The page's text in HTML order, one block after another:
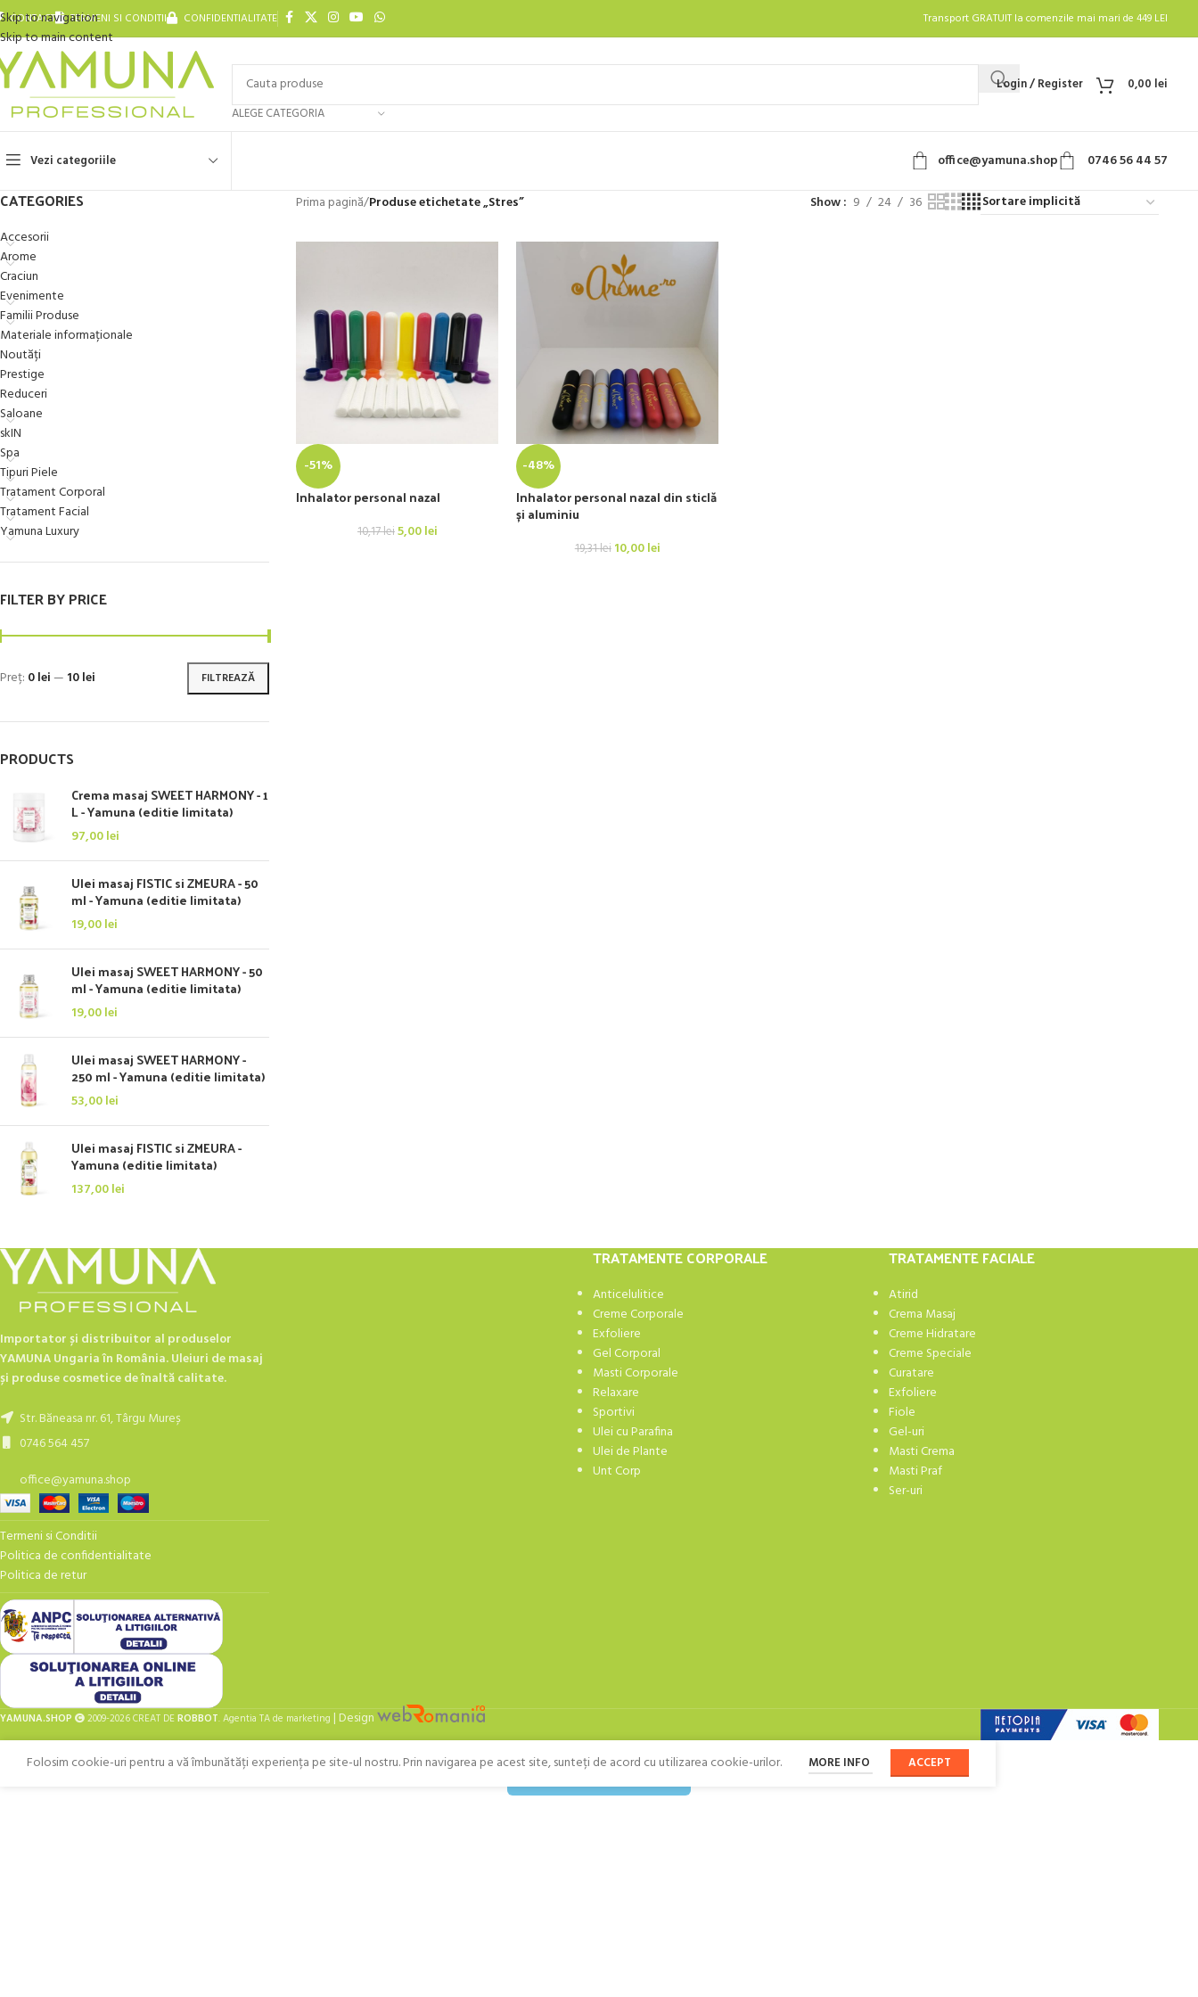
Skip to navigation
Skip to main content
CONTACT TERMENI SI CONDITII CONFIDENTIALITATE Transport GRATUIT la comenzile mai mari de 449 LEI
ALEGE CATEGORIA
Login / Register 0,00 lei
Vezi categoriile office@yamuna.shop 0746 56 44 57
CATEGORIES
Accesorii
Arome
Craciun
Evenimente
Familii Produse
Materiale informaționale
Noutăți
Prestige
Reduceri
Saloane
skIN
Spa
Tipuri Piele
Tratament Corporal
Tratament Facial
Yamuna Luxury
FILTER BY PRICE
FILTREAZĂ
Preț: 0 lei— 10 lei
PRODUCTS
Crema masaj SWEET HARMONY - 1
L - Yamuna (editie limitata)
97,00lei
Ulei masaj FISTIC si ZMEURA - 50
ml - Yamuna (editie limitata)
19,00lei
Ulei masaj SWEET HARMONY - 50
ml - Yamuna (editie limitata)
19,00lei
Ulei masaj SWEET HARMONY -
250 ml - Yamuna (editie limitata)
53,00lei
Ulei masaj FISTIC si ZMEURA -
Yamuna (editie limitata)
137,00lei
Prima pagină/Produse etichetate „Stres” Show 9 24 36
-51%
Inhalator personal nazal
10,17lei5,00lei
-48%
Inhalator personal nazal din sticlă
și aluminiu
19,31lei 10,00lei
Importator și distribuitor al produselor
YAMUNA Ungaria în România. Uleiuri de masaj
și produse cosmetice de înaltă calitate.
Str. Băneasa nr. 61, Târgu Mureș
0746 564 457
office@yamuna.shop
Termeni si Conditii
Politica de confidentialitate
Politica de retur
TRATAMENTE CORPORALE
Anticelulitice
Creme Corporale
Exfoliere
Gel Corporal
Masti Corporale
Relaxare
Sportivi
Ulei cu Parafina
Ulei de Plante
Unt Corp
TRATAMENTE FACIALE
Atirid
Crema Masaj
Creme Hidratare
Creme Speciale
Curatare
Exfoliere
Fiole
Gel-uri
Masti Crema
Masti Praf
Ser-uri
YAMUNA.SHOP 2009-2026 CREAT DEROBBOT. Agentia TA de marketing | Design
Folosim cookie-uri pentru a vă îmbunătăți experiența pe site-ul nostru. Prin navigarea pe acest site, sunteți de acord cu utilizarea cookie-urilor. MORE INFO ACCEPT
Retragere din contract